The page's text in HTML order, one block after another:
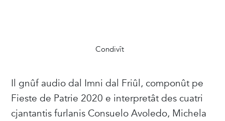
Condivît
Il gnûf audio dal Imni dal Friûl, componût pe
Fieste de Patrie 2020 e interpretât des cuatri
cjantantis furlanis Consuelo Avoledo, Michela